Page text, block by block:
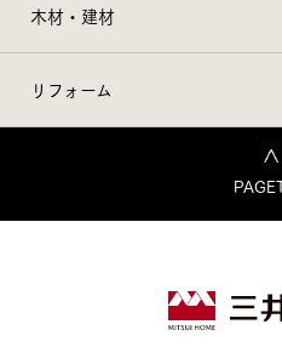
木材・建材
リフォーム